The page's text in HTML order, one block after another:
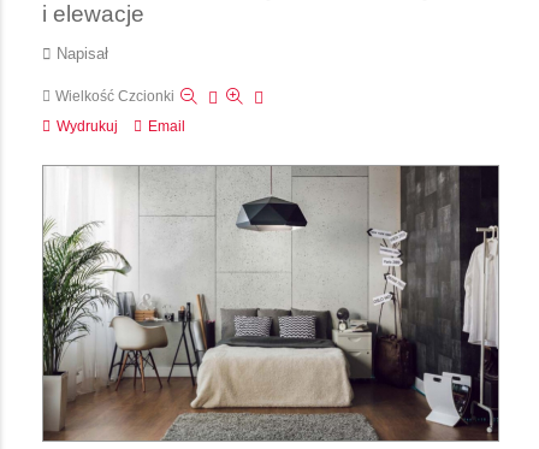
i elewacje
Napisał
Wielkość Czcionki
Wydrukuj
Email